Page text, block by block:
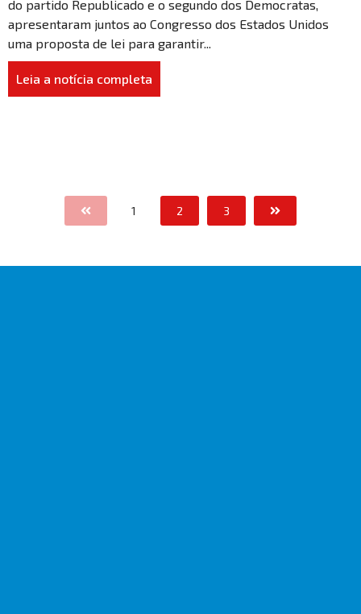
do partido Republicado e o segundo dos Democratas,
apresentaram juntos ao Congresso dos Estados Unidos
uma proposta de lei para garantir...
Leia a notícia completa
1 2 3